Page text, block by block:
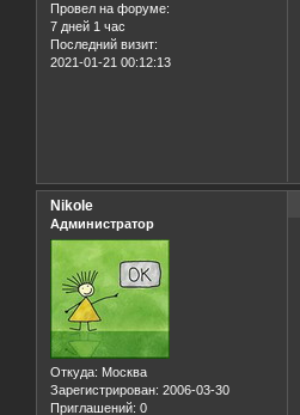
Провел на форуме:
7 дней 1 час
Последний визит:
2021-01-21 00:12:13
Nikole
Администратор
Откуда: Москва
Зарегистрирован: 2006-03-30
Приглашений: 0